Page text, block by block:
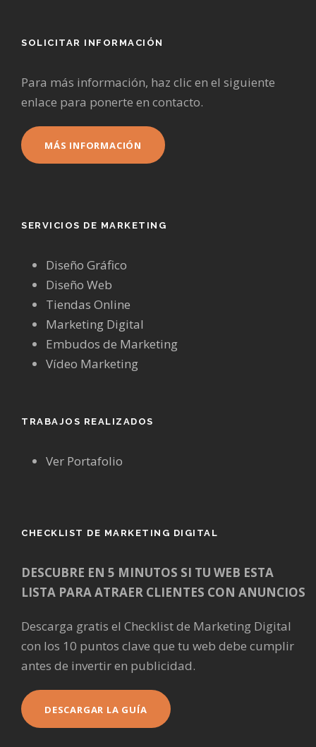
SOLICITAR INFORMACIÓN
Para más información, haz clic en el siguiente
enlace para ponerte en contacto.
MÁS INFORMACIÓN
SERVICIOS DE MARKETING
Diseño Gráfico
Diseño Web
Tiendas Online
Marketing Digital
Embudos de Marketing
Vídeo Marketing
TRABAJOS REALIZADOS
Ver Portafolio
CHECKLIST DE MARKETING DIGITAL
DESCUBRE EN 5 MINUTOS SI TU WEB ESTA
LISTA PARA ATRAER CLIENTES CON ANUNCIOS
Descarga gratis el Checklist de Marketing Digital
con los 10 puntos clave que tu web debe cumplir
antes de invertir en publicidad.
DESCARGAR LA GUÍA